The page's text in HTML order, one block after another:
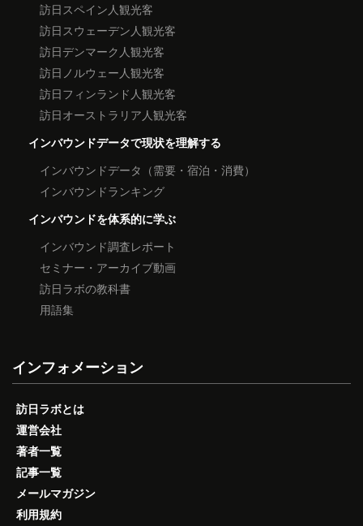
訪日スペイン人観光客
訪日スウェーデン人観光客
訪日デンマーク人観光客
訪日ノルウェー人観光客
訪日フィンランド人観光客
訪日オーストラリア人観光客
インバウンドデータで現状を理解する
インバウンドデータ（需要・宿泊・消費）
インバウンドランキング
インバウンドを体系的に学ぶ
インバウンド調査レポート
セミナー・アーカイブ動画
訪日ラボの教科書
用語集
インフォメーション
訪日ラボとは
運営会社
著者一覧
記事一覧
メールマガジン
利用規約